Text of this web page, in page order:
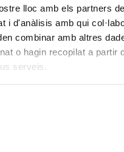
lloc amb els partners
i d'anàlisis amb qui
combinar amb altres
o hagin recopilat a partir
serveis.